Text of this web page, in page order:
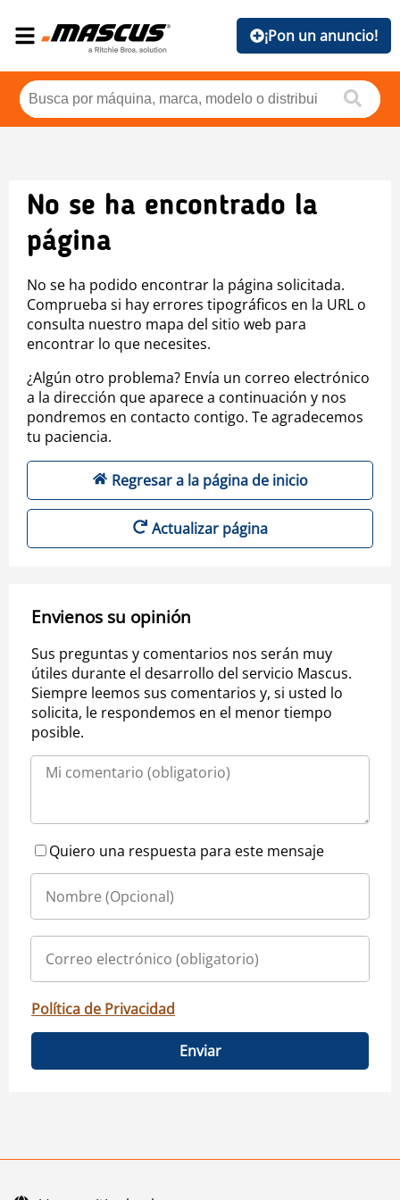
¡Pon un anuncio!
No se ha encontrado la
página
No se ha podido encontrar la página solicitada.
Comprueba si hay errores tipográficos en la URL o
consulta nuestro mapa del sitio web para
encontrar lo que necesites.
¿Algún otro problema? Envía un correo electrónico
a la dirección que aparece a continuación y nos
pondremos en contacto contigo. Te agradecemos
tu paciencia.
Regresar a la página de inicio
Actualizar página
Envienos su opinión
Sus preguntas y comentarios nos serán muy
útiles durante el desarrollo del servicio Mascus.
Siempre leemos sus comentarios y, si usted lo
solicita, le respondemos en el menor tiempo
posible.
Quiero una respuesta para este mensaje
Política de Privacidad
Enviar